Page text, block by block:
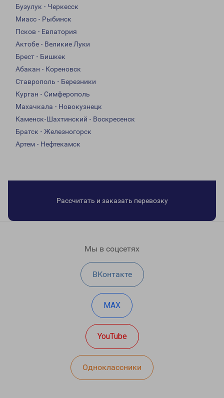
Бузулук - Черкесск
Миасс - Рыбинск
Псков - Евпатория
Актобе - Великие Луки
Брест - Бишкек
Абакан - Кореновск
Ставрополь - Березники
Курган - Симферополь
Махачкала - Новокузнецк
Каменск-Шахтинский - Воскресенск
Братск - Железногорск
Артем - Нефтекамск
Рассчитать и заказать перевозку
Мы в соцсетях
ВКонтакте
MAX
YouTube
Одноклассники